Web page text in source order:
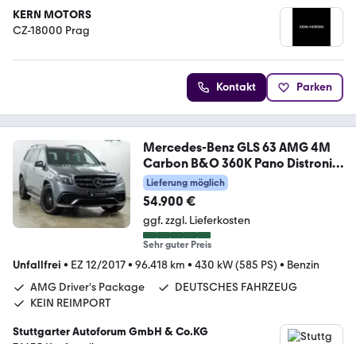
KERN MOTORS
CZ-18000 Prag
Kontakt Parken
Mercedes-Benz GLS 63 AMG 4M
Carbon B&O 360K Pano Distronic
AHK
Lieferung möglich
54.900 €
ggf. zzgl. Lieferkosten
Sehr guter Preis
Unfallfrei • EZ 12/2017• 96.418 km • 430 kW (585 PS) • Benzin
AMG Driver's Package
DEUTSCHES FAHRZEUG
KEIN REIMPORT
Stuttgarter Autoforum GmbH & Co.KG